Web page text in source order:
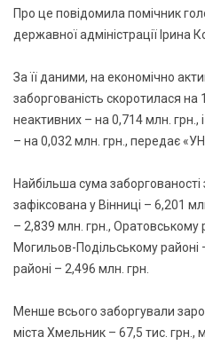
Про це повідомила помічник
державної адміністрації Ірина
За її даними, на економічно
заборгованість скоротилася на
неактивних – на 0,714 млн. грн.,
– на 0,032 млн. грн., передає
Найбільша сума
зафіксована у Вінниці – 6,201
– 2,839 млн. грн., Оратовському
Могильов-Подільському районі
районі – 2,496 млн. грн.
Менше всього заборгували
міста Хмельник – 67,5 тис. грн.,